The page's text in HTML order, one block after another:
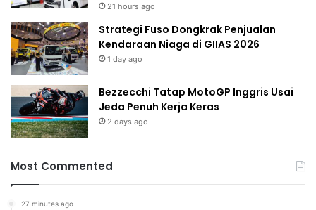
21 hours ago
Strategi Fuso Dongkrak Penjualan
Kendaraan Niaga di GIIAS 2026
1 day ago
Bezzecchi Tatap MotoGP Inggris Usai
Jeda Penuh Kerja Keras
2 days ago
Most Commented
27 minutes ago